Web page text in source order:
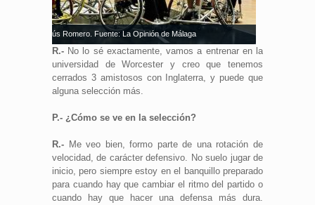
Jesús Romero. Fuente: La Opinión de Málaga
R.- No lo sé exactamente, vamos a entrenar en la
universidad de Worcester y creo que tenemos
cerrados 3 amistosos con Inglaterra, y puede que
alguna selección más.
P.- ¿Cómo se ve en la selección?
R.- Me veo bien, formo parte de una rotación de
velocidad, de carácter defensivo. No suelo jugar de
inicio, pero siempre estoy en el banquillo preparado
para cuando hay que cambiar el ritmo del partido o
cuando hay que hacer una defensa más dura.